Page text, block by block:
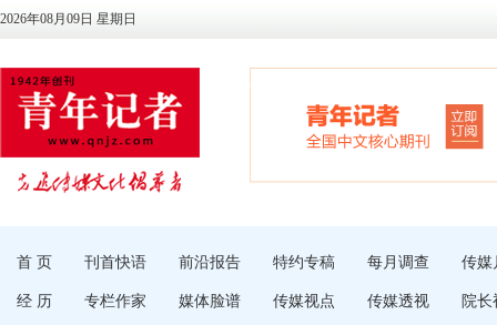
2026年08月09日 星期日
首 页 刊首快语 前沿报告 特约专稿 每月调查 传媒
经 历 专栏作家 媒体脸谱 传媒视点 传媒透视 院长